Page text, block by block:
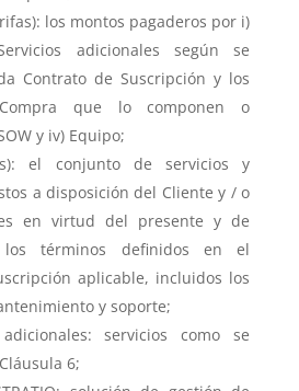
los montos pagaderos por i)
adicionales según se
Contrato de Suscripción y los
que lo componen o
y iv) Equipo;
el conjunto de servicios y
a disposición del Cliente y / o
en virtud del presente y de
los términos definidos en el
aplicable, incluidos los
y soporte;
servicios como se
6;